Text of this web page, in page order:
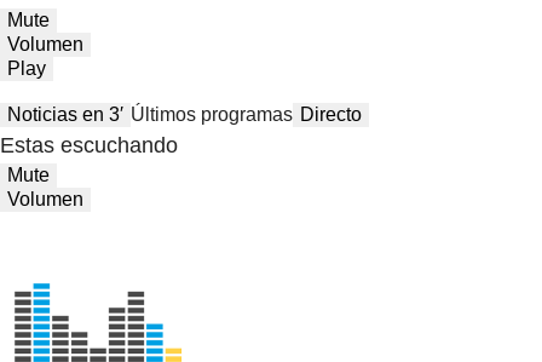
Mute
Volumen
Play
Noticias en 3′ Últimos programas Directo
Estas escuchando
Mute
Volumen